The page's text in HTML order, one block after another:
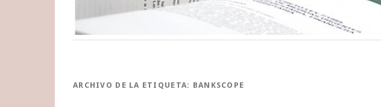
ARCHIVO DE LA ETIQUETA: BANKSCOPE